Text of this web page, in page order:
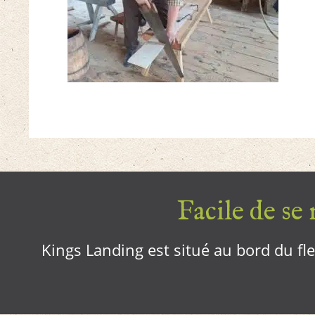
Facile de
Kings Landing est situé au bord du